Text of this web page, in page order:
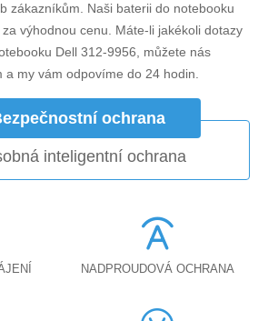
zákazníkům. Naši baterii do notebooku
výhodnou cenu. Máte-li jakékoli dotazy
Dell 312-9956, můžete nás
a my vám odpovíme do 24 hodin.
ochrana
inteligentní ochrana
NADPROUDOVÁ OCHRANA